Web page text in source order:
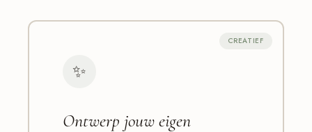
CREATIEF
✨
Ontwerp jouw eigen